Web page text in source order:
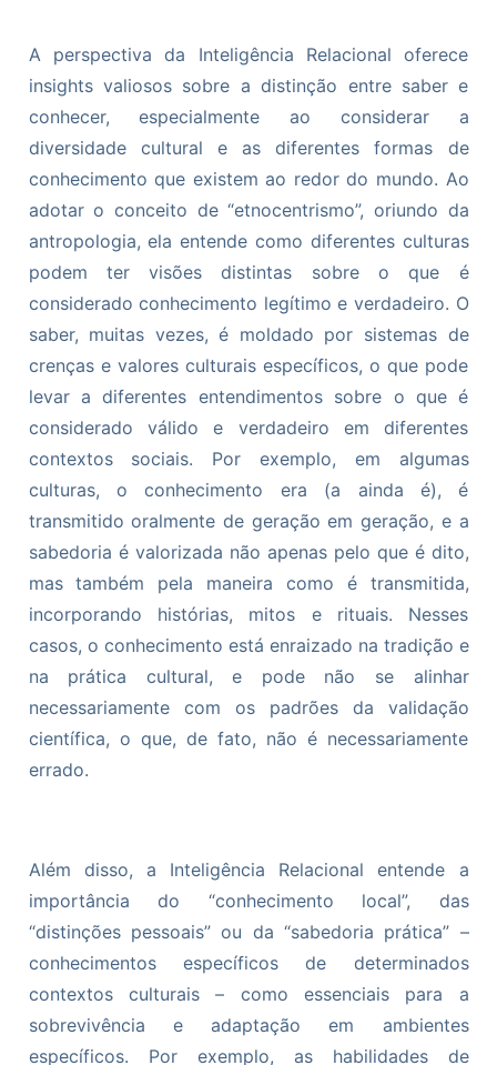
A perspectiva da Inteligência Relacional oferece
insights valiosos sobre a distinção entre saber e
conhecer, especialmente ao considerar a
diversidade cultural e as diferentes formas de
conhecimento que existem ao redor do mundo. Ao
adotar o conceito de “etnocentrismo”, oriundo da
antropologia, ela entende como diferentes culturas
podem ter visões distintas sobre o que é
considerado conhecimento legítimo e verdadeiro. O
saber, muitas vezes, é moldado por sistemas de
crenças e valores culturais específicos, o que pode
levar a diferentes entendimentos sobre o que é
considerado válido e verdadeiro em diferentes
contextos sociais. Por exemplo, em algumas
culturas, o conhecimento era (a ainda é), é
transmitido oralmente de geração em geração, e a
sabedoria é valorizada não apenas pelo que é dito,
mas também pela maneira como é transmitida,
incorporando histórias, mitos e rituais. Nesses
casos, o conhecimento está enraizado na tradição e
na prática cultural, e pode não se alinhar
necessariamente com os padrões da validação
científica, o que, de fato, não é necessariamente
errado.
Além disso, a Inteligência Relacional entende a
importância do “conhecimento local”, das
“distinções pessoais” ou da “sabedoria prática” –
conhecimentos específicos de determinados
contextos culturais – como essenciais para a
sobrevivência e adaptação em ambientes
específicos. Por exemplo, as habilidades de